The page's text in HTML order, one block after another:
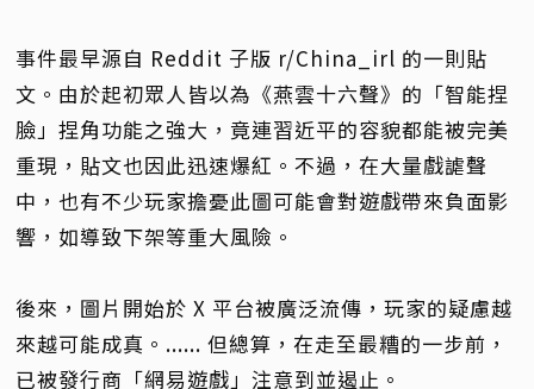
事件最早源自 Reddit 子版 r/China_irl 的一則貼
文。由於起初眾人皆以為《燕雲十六聲》的「智能捏
臉」捏角功能之強大，竟連習近平的容貌都能被完美
重現，貼文也因此迅速爆紅。不過，在大量戲謔聲
中，也有不少玩家擔憂此圖可能會對遊戲帶來負面影
響，如導致下架等重大風險。
後來，圖片開始於 X 平台被廣泛流傳，玩家的疑慮越
來越可能成真。...... 但總算，在走至最糟的一步前，
已被發行商「網易遊戲」注意到並遏止。